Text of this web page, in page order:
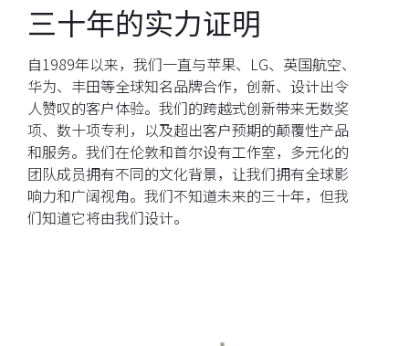
三十年的实力证明
自1989年以来，我们一直与苹果、LG、英国航空、
华为、丰田等全球知名品牌合作，创新、设计出令
人赞叹的客户体验。我们的跨越式创新带来无数奖
项、数十项专利，以及超出客户预期的颠覆性产品
和服务。我们在伦敦和首尔设有工作室，多元化的
团队成员拥有不同的文化背景，让我们拥有全球影
响力和广阔视角。我们不知道未来的三十年，但我
们知道它将由我们设计。